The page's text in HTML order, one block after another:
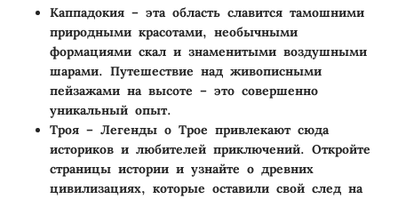
Каппадокия – эта область славится тамошними
природными красотами, необычными
формациями скал и знаменитыми воздушными
шарами. Путешествие над живописными
пейзажами на высоте – это совершенно
уникальный опыт.
Троя – Легенды о Трое привлекают сюда
историков и любителей приключений. Откройте
страницы истории и узнайте о древних
цивилизациях, которые оставили свой след на